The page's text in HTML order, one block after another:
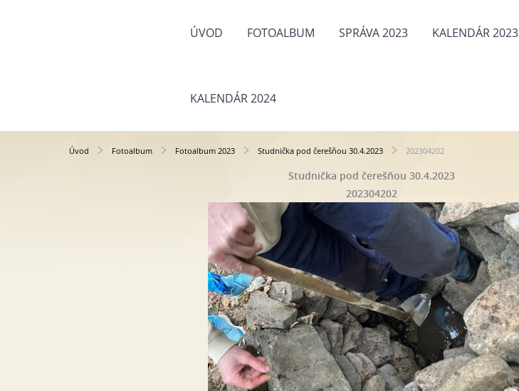
ÚVOD FOTOALBUM SPRÁVA 2023 KALENDÁR 2023
KALENDÁR 2024
Úvod Fotoalbum Fotoalbum 2023 Studnička pod čerešňou 30.4.2023 202304202
Studnička pod čerešňou 30.4.2023
202304202